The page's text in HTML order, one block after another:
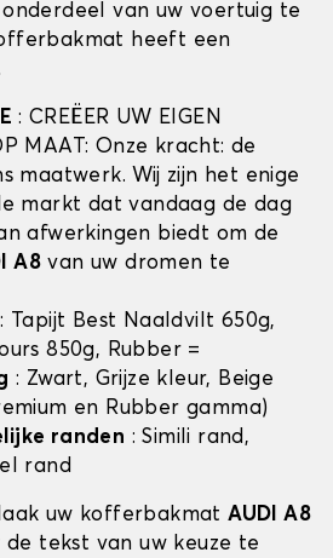
van uw voertuig te
heeft een
: CREËER UW EIGEN
MAAT: Onze kracht: de
maatwerk. Wij zijn het enige
markt dat vandaag de dag
afwerkingen biedt om de
A8 van uw dromen te
: Tapijt Best Naaldvilt 650g,
850g, Rubber =
: Zwart, Grijze kleur, Beige
en Rubber gamma)
randen : Simili rand,
rand
uw kofferbakmatAUDI A8
tekst van uw keuze te